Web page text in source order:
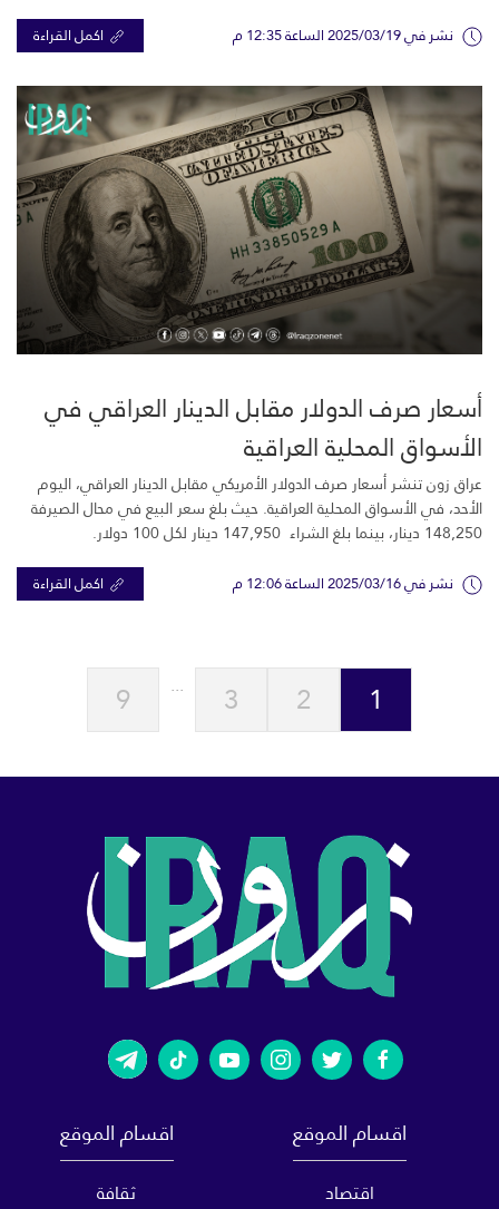
نشر في 2025/03/19 الساعة 12:35 م اكمل القراءة
أسعار صرف الدولار مقابل الدينار العراقي في
الأسواق المحلية العراقية
عراق زون تنشر أسعار صرف الدولار الأمريكي مقابل الدينار العراقي، اليوم
الأحد، في الأسواق المحلية العراقية. حيث بلغ سعر البيع في محال الصيرفة
148,250 دينار، بينما بلغ الشراء 147,950 دينار لكل 100 دولار.
نشر في 2025/03/16 الساعة 12:06 م اكمل القراءة
1
2
3
...
9
اقسام الموقع
اقتصاد
اقسام الموقع
ثقافة